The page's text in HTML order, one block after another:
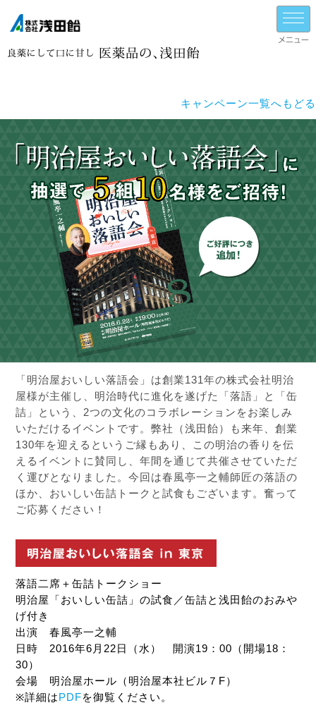
キャンペーン一覧へもどる
「明治屋おいしい落語会」は創業131年の株式会社明治
屋様が主催し、明治時代に進化を遂げた「落語」と「缶
詰」という、2つの文化のコラボレーションをお楽しみ
いただけるイベントです。弊社（浅田飴）も来年、創業
130年を迎えるというご縁もあり、この明治の香りを伝
えるイベントに賛同し、年間を通じて共催させていただ
く運びとなりました。今回は春風亭一之輔師匠の落語の
ほか、おいしい缶詰トークと試食もございます。奮って
ご応募ください！
落語二席＋缶詰トークショー
明治屋「おいしい缶詰」の試食／缶詰と浅田飴のおみや
げ付き
出演 春風亭一之輔
日時 2016年6月22日（水） 開演19：00（開場18：
30）
会場 明治屋ホール（明治屋本社ビル７F）
※詳細はPDFを御覧ください。